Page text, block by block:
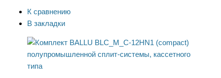
К сравнению
В закладки